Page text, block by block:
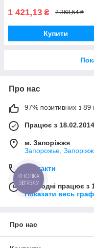
1 421,13 ₴ 2 368,54 ₴
Купити
Про нас
97% позитивних з 89
Працює з 18.02.2014
м. Запоріжжя
Запорожье,
Контакти
Сьогодні працює з
Показати весь
Про нас
КНОПКА
ЗВ'ЯЗКУ